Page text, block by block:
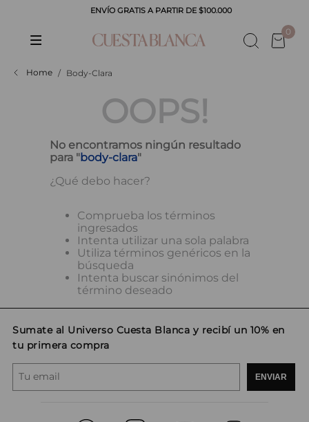
ENVÍO GRATIS A PARTIR DE $100.000
0
Body-Clara
OOPS!
No encontramos ningún resultado
para "body-clara"
¿Qué debo hacer?
Comprueba los términos
ingresados
Intenta utilizar una sola palabra
Utiliza términos genéricos en la
búsqueda
Intenta buscar sinónimos del
término deseado
Sumate al Universo Cuesta Blanca y recibí un 10% en
tu primera compra
ENVIAR